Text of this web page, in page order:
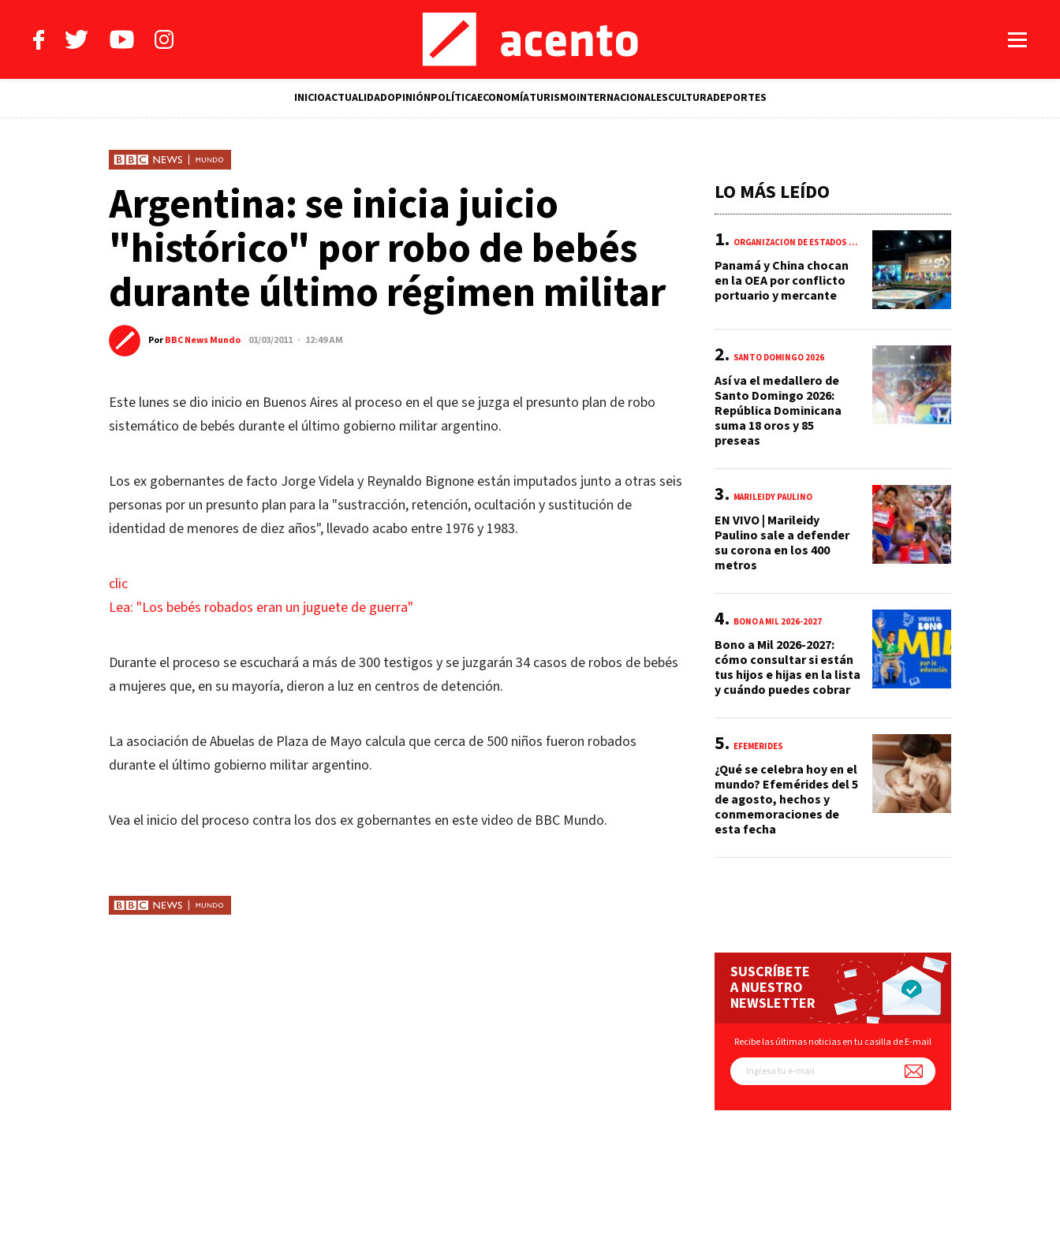
INICIOACTUALIDADOPINIÓNPOLÍTICAECONOMÍATURISMOINTERNACIONALESCULTURADEPORTES
Argentina: se inicia juicio
"histórico" por robo de bebés
durante último régimen militar
PorBBC News Mundo 01/03/2011 · 12:49 AM
Este lunes se dio inicio en Buenos Aires al proceso en el que se juzga el presunto plan de robo
sistemático de bebés durante el último gobierno militar argentino.
Los ex gobernantes de facto Jorge Videla y Reynaldo Bignone están imputados junto a otras seis
personas por un presunto plan para la "sustracción, retención, ocultación y sustitución de
identidad de menores de diez años", llevado acabo entre 1976 y 1983.
clic
Lea: "Los bebés robados eran un juguete de guerra"
Durante el proceso se escuchará a más de 300 testigos y se juzgarán 34 casos de robos de bebés
a mujeres que, en su mayoría, dieron a luz en centros de detención.
La asociación de Abuelas de Plaza de Mayo calcula que cerca de 500 niños fueron robados
durante el último gobierno militar argentino.
Vea el inicio del proceso contra los dos ex gobernantes en este video de BBC Mundo.
LO MÁS LEÍDO
ORGANIZACIÓN DE ESTADOS AMERICANOS (OEA)
Panamá y China chocan
en la OEA por conflicto
portuario y mercante
SANTO DOMINGO 2026
Así va el medallero de
Santo Domingo 2026:
República Dominicana
suma 18 oros y 85
preseas
MARILEIDY PAULINO
EN VIVO | Marileidy
Paulino sale a defender
su corona en los 400
metros
BONO A MIL 2026-2027
Bono a Mil 2026-2027:
cómo consultar si están
tus hijos e hijas en la lista
y cuándo puedes cobrar
EFEMÉRIDES
¿Qué se celebra hoy en el
mundo? Efemérides del 5
de agosto, hechos y
conmemoraciones de
esta fecha
SUSCRÍBETE
A NUESTRO
NEWSLETTER
Recibe las últimas noticias en tu casilla de E-mail